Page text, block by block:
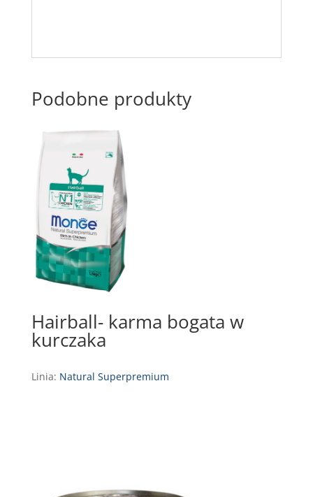
Podobne produkty
Hairball- karma bogata w
kurczaka
Linia: Natural Superpremium